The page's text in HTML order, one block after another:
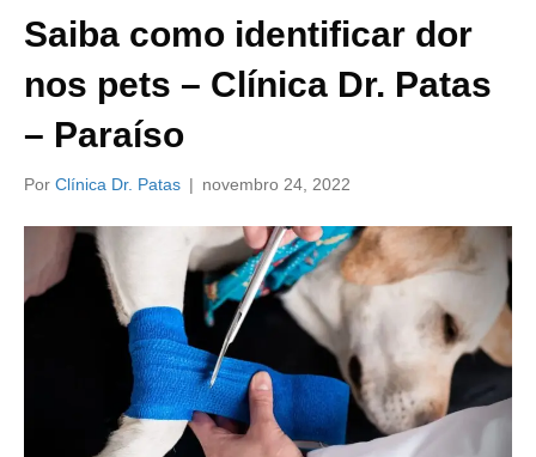
Saiba como identificar dor
nos pets – Clínica Dr. Patas
– Paraíso
Por Clínica Dr. Patas | novembro 24, 2022